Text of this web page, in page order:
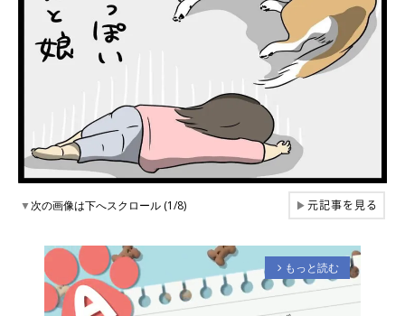
▼次の画像は下へスクロール (1/8) ▶元記事を見る
arrow_forward_ios もっと読む